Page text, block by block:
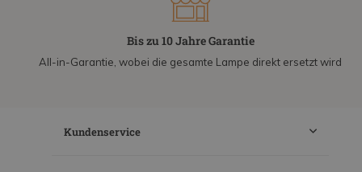
Bis zu 10 Jahre Garantie
All-in-Garantie, wobei die gesamte Lampe direkt ersetzt wird
Kundenservice